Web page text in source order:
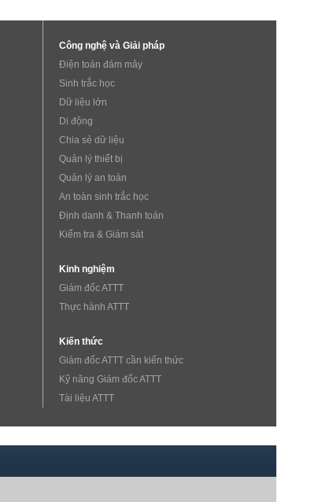
Công nghệ và Giải pháp
Điện toán đám mây
Sinh trắc học
Dữ liệu lớn
Di động
Chia sẻ dữ liệu
Quản lý thiết bị
Quản lý an toàn
An toàn sinh trắc học
Định danh & Thanh toán
Kiểm tra & Giám sát
Kinh nghiệm
Giám đốc ATTT
Thực hành ATTT
Kiến thức
Giám đốc ATTT cần kiến thức
Kỹ năng Giám đốc ATTT
Tài liệu ATTT